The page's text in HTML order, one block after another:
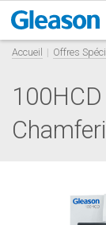
Accueil Offres